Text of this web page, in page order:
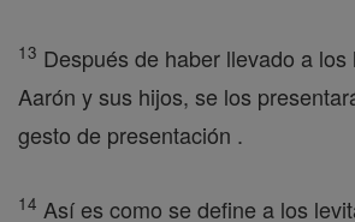
13 Después de haber llevado a
Aarón y sus hijos, se los
gesto de presentación .
14 Así es como se define a los